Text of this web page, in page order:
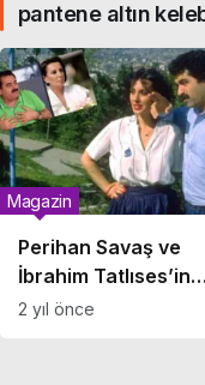
pantene altın
Perihan Savaş ve
İbrahim Tatlıses’in
torunu Altın
Magazin
2 yıl önce